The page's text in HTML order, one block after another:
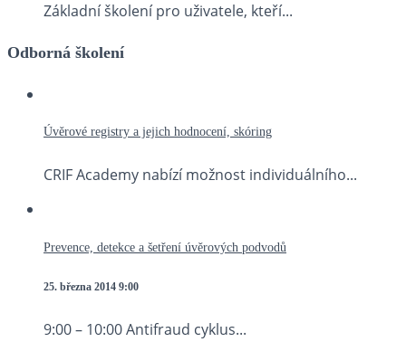
Základní školení pro uživatele, kteří...
Odborná školení
Úvěrové registry a jejich hodnocení, skóring
CRIF Academy nabízí možnost individuálního...
Prevence, detekce a šetření úvěrových podvodů
25. března 2014 9:00
9:00 – 10:00 Antifraud cyklus...